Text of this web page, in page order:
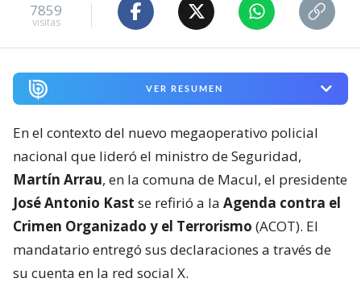
7859
visitas
VER RESUMEN
En el contexto del nuevo megaoperativo policial
nacional que lideró el ministro de Seguridad,
Martín Arrau, en la comuna de Macul, el presidente
José Antonio Kast se refirió a la Agenda contra el
Crimen Organizado y el Terrorismo (ACOT). El
mandatario entregó sus declaraciones a través de
su cuenta en la red social X.